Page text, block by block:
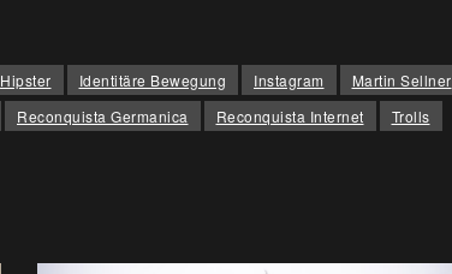
Hipster Identitäre Bewegung Instagram
Martin Sellner
Reconquista Germanica Reconquista Internet
Trolls